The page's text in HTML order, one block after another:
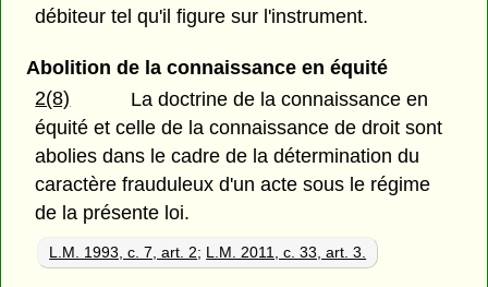
débiteur tel qu'il figure sur l'instrument.
Abolition de la connaissance en équité
2(8)
La doctrine de la connaissance en
équité et celle de la connaissance de droit sont
abolies dans le cadre de la détermination du
caractère frauduleux d'un acte sous le régime
de la présente loi.
L.M. 1993, c. 7, art. 2; L.M. 2011, c. 33, art. 3.